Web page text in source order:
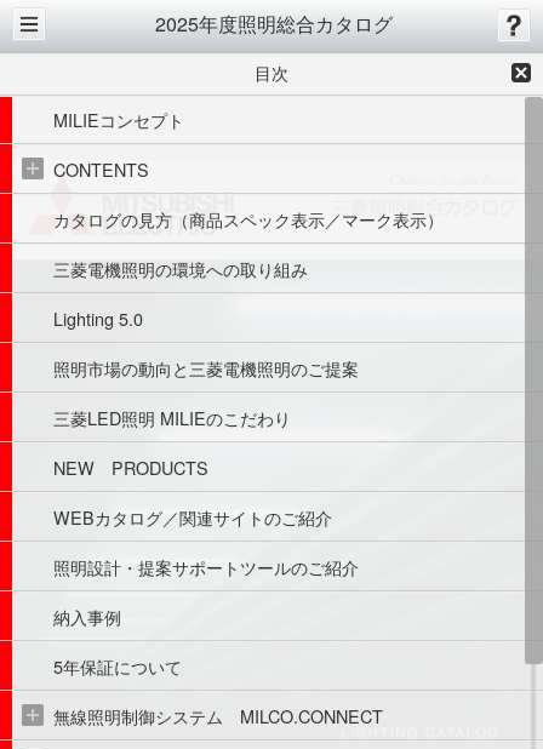
2025年度照明総合カタログ
目次
MILIEコンセプト
CONTENTS
カタログの見方（商品スペック表示／マーク表示）
三菱電機照明の環境への取り組み
Lighting 5.0
照明市場の動向と三菱電機照明のご提案
三菱LED照明 MILIEのこだわり
NEW　PRODUCTS
WEBカタログ／関連サイトのご紹介
照明設計・提案サポートツールのご紹介
納入事例
5年保証について
無線照明制御システム　MILCO.CONNECT